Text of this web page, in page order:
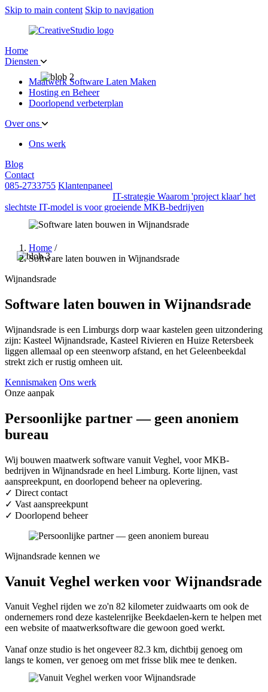
Skip to main content Skip to navigation
Home
Diensten
Maatwerk Software Laten Maken
Hosting en Beheer
Doorlopend verbeterplan
Over ons
Ons werk
Blog
Contact
085-2733755 Klantenpaneel
IT-strategie Waarom 'project klaar' het
slechtste IT-model is voor groeiende MKB-bedrijven
Home /
Software laten bouwen in Wijnandsrade
Wijnandsrade
Software laten bouwen in Wijnandsrade
Wijnandsrade is een Limburgs dorp waar kastelen geen uitzondering
zijn: Kasteel Wijnandsrade, Kasteel Rivieren en Huize Retersbeek
liggen allemaal op een steenworp afstand, en het Geleenbeekdal
strekt zich er rustig omheen uit.
Kennismaken Ons werk
Onze aanpak
Persoonlijke partner — geen anoniem
bureau
Wij bouwen maatwerk software vanuit Veghel, voor MKB-
bedrijven in Wijnandsrade en heel Limburg. Korte lijnen, vast
aanspreekpunt, en doorlopend beheer na oplevering.
✓ Direct contact
✓ Vast aanspreekpunt
✓ Doorlopend beheer
Wijnandsrade kennen we
Vanuit Veghel werken voor Wijnandsrade
Vanuit Veghel rijden we zo'n 82 kilometer zuidwaarts om ook de
ondernemers rond deze kastelenrijke Beekdaelen-kern te helpen met
een website of maatwerksoftware die gewoon goed werkt.
Vanaf onze studio is het ongeveer 82.3 km, dichtbij genoeg om
langs te komen, ver genoeg om met frisse blik mee te denken.